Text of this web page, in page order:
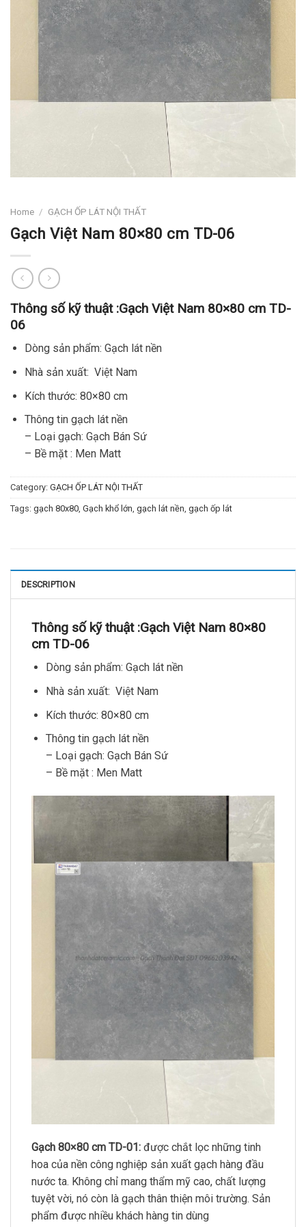
Home / GẠCH ỐP LÁT NỘI THẤT
Gạch Việt Nam 80×80 cm TD-06
Thông số kỹ thuật :Gạch Việt Nam 80×80 cm TD-
06
Dòng sản phẩm: Gạch lát nền
Nhà sản xuất: Việt Nam
Kích thước: 80×80 cm
Thông tin gạch lát nền
– Loại gạch: Gạch Bán Sứ
– Bề mặt : Men Matt
Category: GẠCH ỐP LÁT NỘI THẤT
Tags: gạch 80x80, Gạch khổ lớn, gạch lát nền, gạch ốp lát
DESCRIPTION
Thông số kỹ thuật :Gạch Việt Nam 80×80
cm TD-06
Dòng sản phẩm: Gạch lát nền
Nhà sản xuất: Việt Nam
Kích thước: 80×80 cm
Thông tin gạch lát nền
– Loại gạch: Gạch Bán Sứ
– Bề mặt : Men Matt
Gạch 80×80 cm TD-01: được chắt lọc những tinh
hoa của nền công nghiệp sản xuất gạch hàng đầu
nước ta. Không chỉ mang thẩm mỹ cao, chất lượng
tuyệt vời, nó còn là gạch thân thiện môi trường. Sản
phẩm được nhiều khách hàng tin dùng